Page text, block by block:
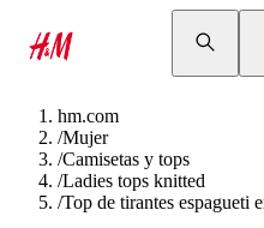
hm.com
/Mujer
/Camisetas y tops
/Ladies tops knitted
/Top de tirantes espagueti